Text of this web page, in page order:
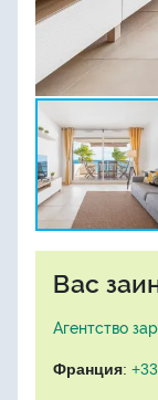
Вас
Агентство
Франция: